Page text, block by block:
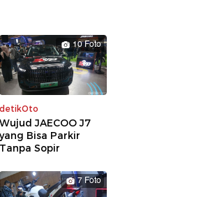
10 Foto
detikOto
Wujud JAECOO J7
yang Bisa Parkir
Tanpa Sopir
7 Foto